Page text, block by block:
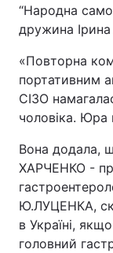
“Народна
дружина
«Повторна
портативним
СІЗО
чоловіка. Юра
Вона додала,
ХАРЧЕНКО -
Ю.ЛУЦЕНКА,
в Україні,
головний